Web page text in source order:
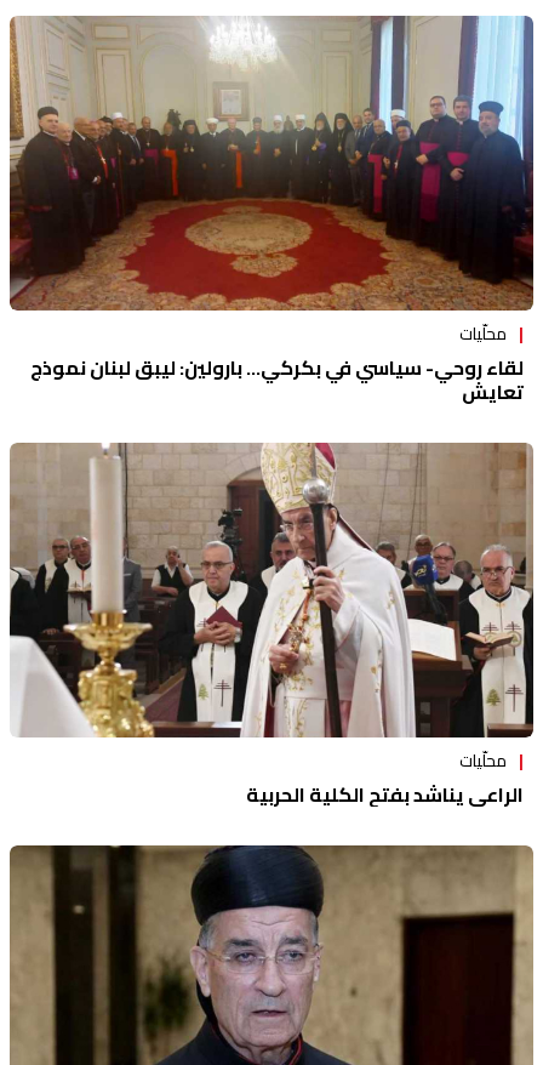
محلّيات
لقاء روحي- سياسي في بكركي... بارولين: ليبق لبنان نموذج
تعايش
محلّيات
الراعي يناشد بفتح الكلية الحربية